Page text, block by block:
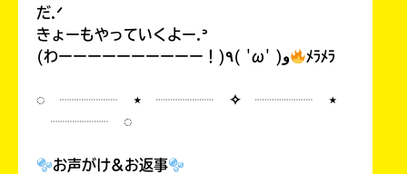
だ.ᐟ
きょーもやっていくよー.ᐣ
(わーーーーーーーーーー！)٩( 'ω' )و
ﾒﾗﾒﾗ
◌ ┈┈┈┈ ⋆ ┈┈┈┈ ✧ ┈┈┈┈ ⋆
┈┈┈┈ ◌
お声がけ&お返事